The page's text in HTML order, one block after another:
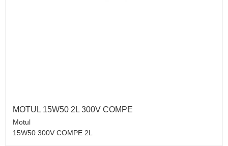
MOTUL 15W50 2L 300V COMPE
Motul
15W50 300V COMPE 2L